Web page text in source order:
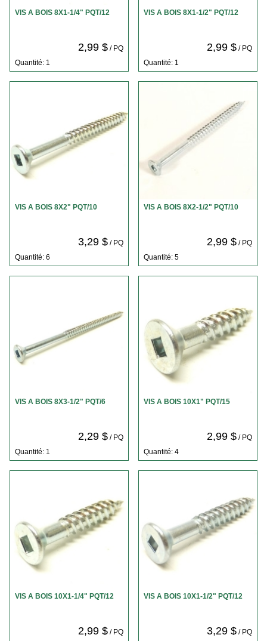
VIS A BOIS 8X1-1/4" PQT/12
2,99 $/ PQ
Quantité: 1
VIS A BOIS 8X1-1/2" PQT/12
2,99 $/ PQ
Quantité: 1
VIS A BOIS 8X2" PQT/10
3,29 $/ PQ
Quantité: 6
VIS A BOIS 8X2-1/2" PQT/10
2,99 $/ PQ
Quantité: 5
VIS A BOIS 8X3-1/2" PQT/6
2,29 $/ PQ
Quantité: 1
VIS A BOIS 10X1" PQT/15
2,99 $/ PQ
Quantité: 4
VIS A BOIS 10X1-1/4" PQT/12
2,99 $/ PQ
VIS A BOIS 10X1-1/2" PQT/12
3,29 $/ PQ